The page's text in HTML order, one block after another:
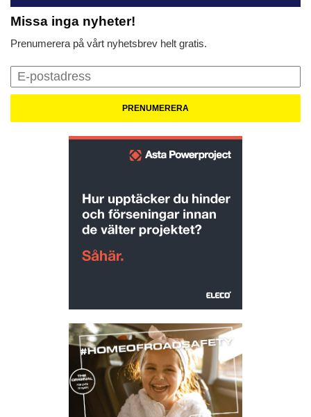
Missa inga nyheter!
Prenumerera på vårt nyhetsbrev helt gratis.